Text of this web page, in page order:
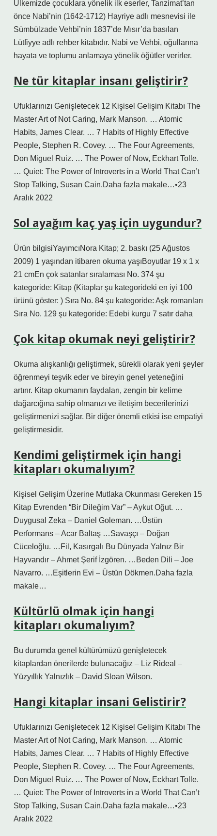
Ülkemizde çocuklara yönelik ilk eserler, Tanzimat’tan
önce Nabi’nin (1642-1712) Hayriye adlı mesnevisi ile
Sümbülzade Vehbi’nin 1837’de Mısır’da basılan
Lütfiyye adlı rehber kitabıdır. Nabi ve Vehbi, oğullarına
hayata ve toplumu anlamaya yönelik öğütler verirler.
Ne tür kitaplar insanı geliştirir?
Ufuklarınızı Genişletecek 12 Kişisel Gelişim Kitabı The
Master Art of Not Caring, Mark Manson. … Atomic
Habits, James Clear. … 7 Habits of Highly Effective
People, Stephen R. Covey. … The Four Agreements,
Don Miguel Ruiz. … The Power of Now, Eckhart Tolle.
… Quiet: The Power of Introverts in a World That Can’t
Stop Talking, Susan Cain.Daha fazla makale…•23
Aralık 2022
Sol ayağım kaç yaş için uygundur?
Ürün bilgisiYayımcı‎Nora Kitap; 2. baskı (25 Ağustos
2009) 1 yaşından itibaren okuma yaşıBoyutlar 19 x 1 x
21 cmEn çok satanlar sıralaması No. 374 şu
kategoride: Kitap (Kitaplar şu kategorideki en iyi 100
ürünü göster: ) Sıra No. 84 şu kategoride: Aşk romanları
Sıra No. 129 şu kategoride: Edebi kurgu 7 satır daha
Çok kitap okumak neyi geliştirir?
Okuma alışkanlığı geliştirmek, sürekli olarak yeni şeyler
öğrenmeyi teşvik eder ve bireyin genel yeteneğini
artırır. Kitap okumanın faydaları, zengin bir kelime
dağarcığına sahip olmanızı ve iletişim becerilerinizi
geliştirmenizi sağlar. Bir diğer önemli etkisi ise empatiyi
geliştirmesidir.
Kendimi geliştirmek için hangi
kitapları okumalıyım?
Kişisel Gelişim Üzerine Mutlaka Okunması Gereken 15
Kitap Evrenden “Bir Dileğim Var” – Aykut Oğut. …
Duygusal Zeka – Daniel Goleman. …Üstün
Performans – ​​Acar Baltaş …Savaşçı – Doğan
Cüceloğlu. …Fil, Kasırgalı Bu Dünyada Yalnız Bir
Hayvandır – Ahmet Şerif İzgören. …Beden Dili – Joe
Navarro. …Eşitlerin Evi – Üstün Dökmen.Daha fazla
makale…
Kültürlü olmak için hangi
kitapları okumalıyım?
Bu durumda genel kültürümüzü genişletecek
kitaplardan önerilerde bulunacağız – Liz Rideal –
Yüzyıllık Yalnızlık – David Sloan Wilson.
Hangi kitaplar insani Gelistirir?
Ufuklarınızı Genişletecek 12 Kişisel Gelişim Kitabı The
Master Art of Not Caring, Mark Manson. … Atomic
Habits, James Clear. … 7 Habits of Highly Effective
People, Stephen R. Covey. … The Four Agreements,
Don Miguel Ruiz. … The Power of Now, Eckhart Tolle.
… Quiet: The Power of Introverts in a World That Can’t
Stop Talking, Susan Cain.Daha fazla makale…•23
Aralık 2022